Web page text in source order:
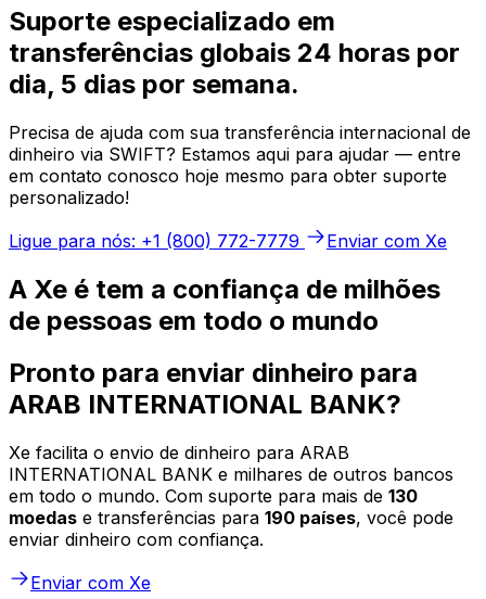
Suporte especializado em
transferências globais 24 horas por
dia, 5 dias por semana.
Precisa de ajuda com sua transferência internacional de
dinheiro via SWIFT? Estamos aqui para ajudar — entre
em contato conosco hoje mesmo para obter suporte
personalizado!
Ligue para nós: +1 (800) 772-7779
Enviar com Xe
A Xe é tem a confiança de milhões
de pessoas em todo o mundo
Pronto para enviar dinheiro para
ARAB INTERNATIONAL BANK?
Xe facilita o envio de dinheiro para ARAB
INTERNATIONAL BANK e milhares de outros bancos
em todo o mundo. Com suporte para mais de 130
moedas e transferências para 190 países, você pode
enviar dinheiro com confiança.
Enviar com Xe